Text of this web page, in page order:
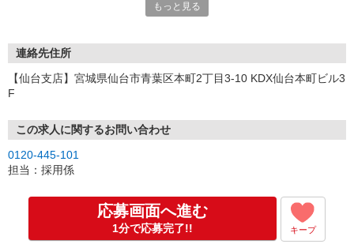
もっと見る
連絡先住所
【仙台支店】宮城県仙台市青葉区本町2丁目3-10 KDX仙台本町ビル3
F
この求人に関するお問い合わせ
0120-445-101
担当：採用係
応募画面へ進む
1分で応募完了!! キープ